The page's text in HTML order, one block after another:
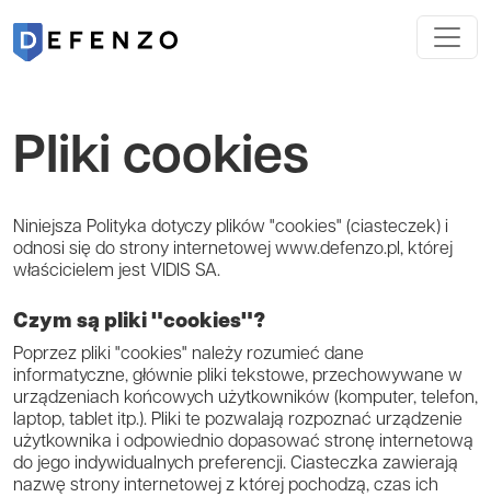
Pliki cookies
Niniejsza Polityka dotyczy plików "cookies" (ciasteczek) i
odnosi się do strony internetowej www.defenzo.pl, której
właścicielem jest VIDIS SA.
Czym są pliki "cookies"?
Poprzez pliki "cookies" należy rozumieć dane
informatyczne, głównie pliki tekstowe, przechowywane w
urządzeniach końcowych użytkowników (komputer, telefon,
laptop, tablet itp.). Pliki te pozwalają rozpoznać urządzenie
użytkownika i odpowiednio dopasować stronę internetową
do jego indywidualnych preferencji. Ciasteczka zawierają
nazwę strony internetowej z której pochodzą, czas ich